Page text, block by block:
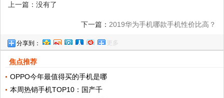
上一篇：没有了
下一篇： 2019华为手机哪款手机性价比高？
分享到： 更多
焦点推荐
OPPO今年最值得买的手机是哪
本周热销手机TOP10：国产千